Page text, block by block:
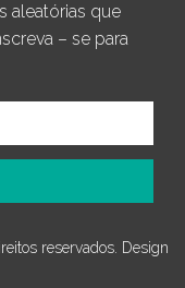
aleatórias que
– se para
reservados. Design